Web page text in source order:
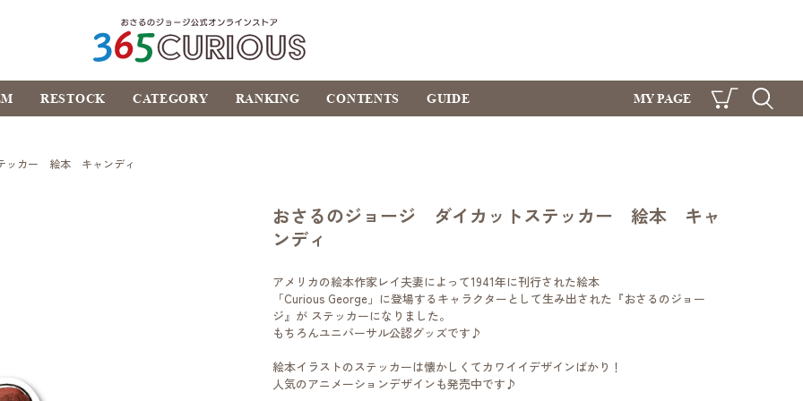
おさるのジョージ公式オ
ンラインストア
RESTOCK CATEGORY RANKING CONTENTS GUIDE
MY PAGE
CART SEARCH
ッカー 絵本 キャンディ
おさるのジョージ ダイカットステッカー 絵本 キャ
ンディ
アメリカの絵本作家レイ夫妻によって1941年に刊行された絵本
「Curious George」に登場するキャラクターとして生み出された『おさるのジョー
ジ』が ステッカーになりました。
もちろんユニバーサル公認グッズです♪
絵本イラストのステッカーは懐かしくてカワイイデザインばかり！
人気のアニメーションデザインも発売中です♪